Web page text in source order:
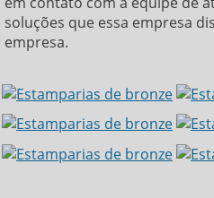
soluções que essa empresa
empresa.